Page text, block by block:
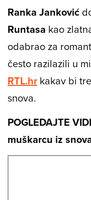
Ranka Janković
Runtasa kao
odabrao za
često razilazili u
RTL.hr kakav bi
snova.
POGLEDAJTE
muškarcu iz